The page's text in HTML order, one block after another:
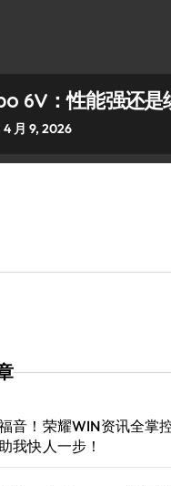
6V：性能强还是
4 月 9, 2026
音！荣耀WIN资讯全掌
我快人一步！